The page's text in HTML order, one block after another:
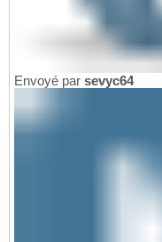
Envoyé par sevyc64